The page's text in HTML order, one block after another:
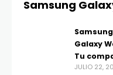
Samsung
Galaxy
Tu
JULIO 22,